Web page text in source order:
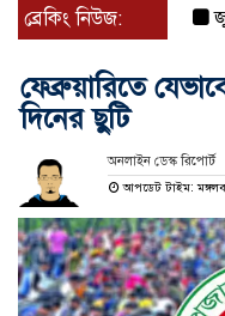
ব্রেকিং নিউজ:
ফেব্রুয়ারিতে
দিনের ছুটি
অনলাইন ডেস্ক রিপোর্ট
আপডেট টাইম: